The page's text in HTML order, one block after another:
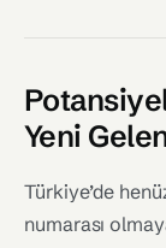
Yeni
Türkiye’de
numarası